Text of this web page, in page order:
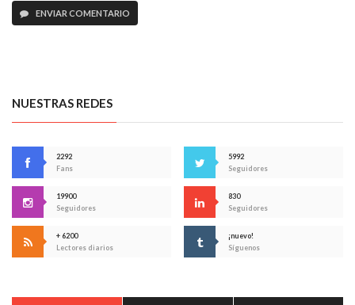
ENVIAR COMENTARIO
NUESTRAS REDES
2292
Fans
5992
Seguidores
19900
Seguidores
830
Seguidores
+ 6200
Lectores diarios
¡nuevo!
Síguenos